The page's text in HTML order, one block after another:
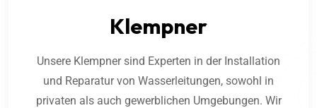
Klempner
Unsere Klempner sind Experten in der Installation
und Reparatur von Wasserleitungen, sowohl in
privaten als auch gewerblichen Umgebungen. Wir